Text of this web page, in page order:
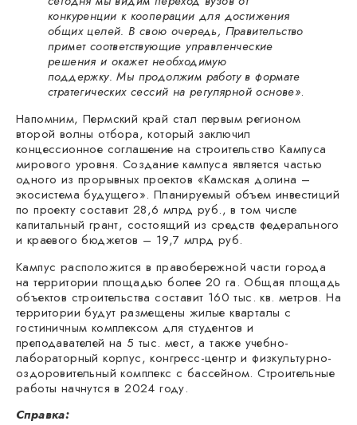
конкуренции к кооперации для достижения
общих целей. В свою очередь, Правительство
примет соответствующие управленческие
решения и окажет необходимую
поддержку. Мы продолжим работу в формате
стратегических сессий на регулярной основе».
Напомним, Пермский край стал первым регионом
второй волны отбора, который заключил
концессионное соглашение на строительство Кампуса
мирового уровня. Создание кампуса является частью
одного из прорывных проектов «Камская долина –
экосистема будущего». Планируемый объем инвестиций
по проекту составит 28,6 млрд руб., в том числе
капитальный грант, состоящий из средств федерального
и краевого бюджетов – 19,7 млрд руб.
Кампус расположится в правобережной части города
на территории площадью более 20 га. Общая площадь
объектов строительства составит 160 тыс. кв. метров. На
территории будут размещены жилые кварталы с
гостиничным комплексом для студентов и
преподавателей на 5 тыс. мест, а также учебно-
лабораторный корпус, конгресс-центр и физкультурно-
оздоровительный комплекс с бассейном. Строительные
работы начнутся в 2024 году.
Справка: